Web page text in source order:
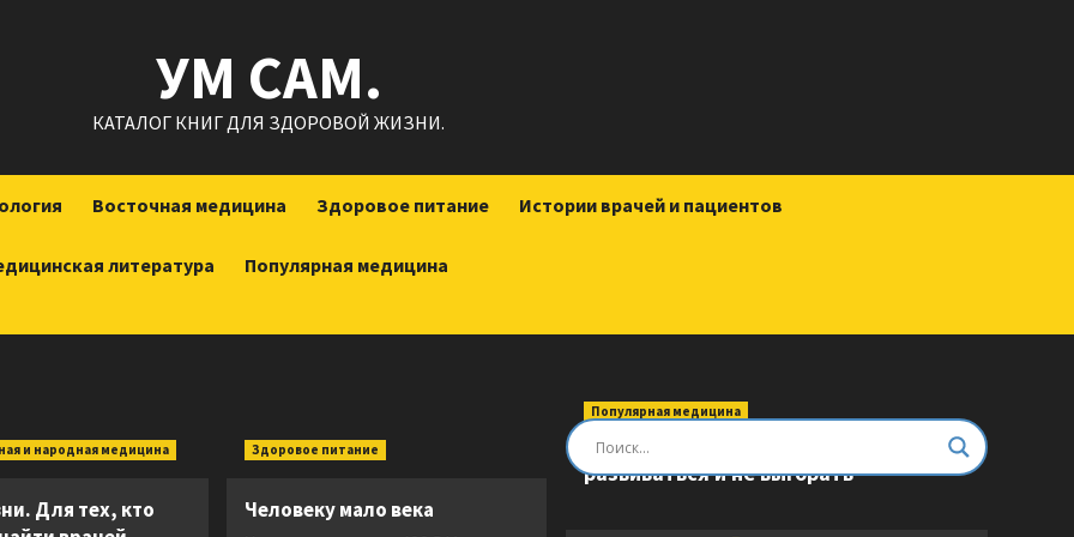
УМ САМ.
КАТАЛОГ КНИГ ДЛЯ ЗДОРОВОЙ ЖИЗНИ.
Восточная медицина Здоровое питание Истории врачей и пациентов
литература Популярная медицина
и народная медицина
Для тех, кто
Здоровое питание
Человеку мало века
Популярная медицина
Быть врачом. Как помогать,
развиваться и не выгорать